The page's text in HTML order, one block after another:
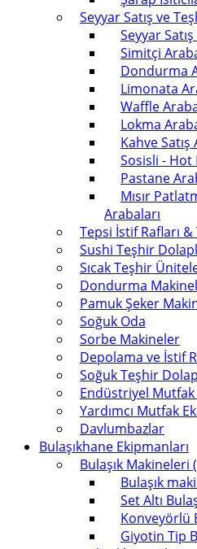
Seyyar Satış ve
Seyyar
Simitçi
Dondurma
Limonata
Waffle
Lokma
Kahve Satış
Sosisli - Hot
Pastane
Mısır
Arabaları
Tepsi İstif Rafları &
Sushi Teşhir
Sıcak Teşhir
Dondurma
Pamuk Şeker
Soğuk Oda
Sorbe Makineler
Depolama ve İstif
Soğuk Teşhir
Endüstriyel Mutfak
Yardımcı Mutfak
Davlumbazlar
Bulaşıkhane Ekipmanları
Bulaşık Makineleri (
Bulaşık
Set Altı
Konveyörlü
Giyotin Tip